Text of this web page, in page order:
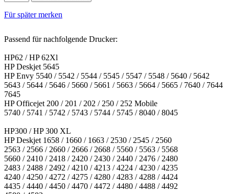
Für später merken
Passend für nachfolgende Drucker:
HP62 / HP 62Xl
HP Deskjet 5645
HP Envy 5540 / 5542 / 5544 / 5545 / 5547 / 5548 / 5640 / 5642
5643 / 5644 / 5646 / 5660 / 5661 / 5663 / 5664 / 5665 / 7640 / 7644
7645
HP Officejet 200 / 201 / 202 / 250 / 252 Mobile
5740 / 5741 / 5742 / 5743 / 5744 / 5745 / 8040 / 8045
HP300 / HP 300 XL
HP Deskjet 1658 / 1660 / 1663 / 2530 / 2545 / 2560
2563 / 2566 / 2660 / 2666 / 2668 / 5560 / 5563 / 5568
5660 / 2410 / 2418 / 2420 / 2430 / 2440 / 2476 / 2480
2483 / 2488 / 2492 / 4210 / 4213 / 4224 / 4230 / 4235
4240 / 4250 / 4272 / 4275 / 4280 / 4283 / 4288 / 4424
4435 / 4440 / 4450 / 4470 / 4472 / 4480 / 4488 / 4492